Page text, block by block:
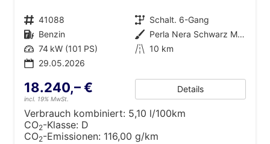
Fahrzeugnr. 41088 Getriebe Schalt. 6-Gang
Kraftstoff Benzin Außenfarbe
Perla Nera Schwarz Metallic
Leistung 74 kW (101 PS) Kilometerstand 10 km
29.05.2026
18.240,– €
incl. 19% MwSt.
Details
Verbrauch kombiniert: 5,10 l/100km
CO2-Klasse: D
CO2-Emissionen: 116,00 g/km